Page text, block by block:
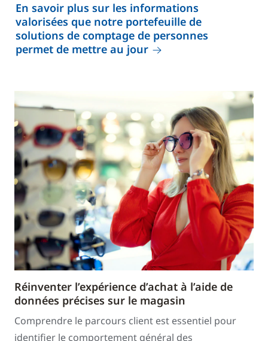
En savoir plus sur les informations
valorisées que notre portefeuille de
solutions de comptage de personnes
permet de mettre au jour
Réinventer l’expérience d’achat à l’aide de
données précises sur le magasin
Comprendre le parcours client est essentiel pour
identifier le comportement général des